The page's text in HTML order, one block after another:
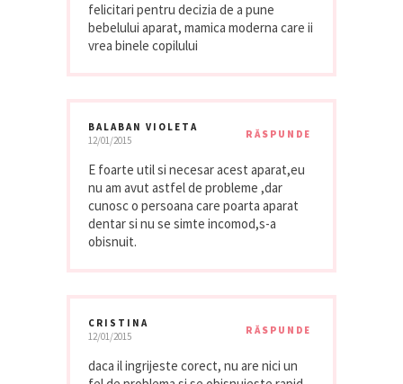
felicitari pentru decizia de a pune
bebelului aparat, mamica moderna care ii
vrea binele copilului
BALABAN VIOLETA
12/01/2015
RĂSPUNDE
E foarte util si necesar acest aparat,eu
nu am avut astfel de probleme ,dar
cunosc o persoana care poarta aparat
dentar si nu se simte incomod,s-a
obisnuit.
CRISTINA
12/01/2015
RĂSPUNDE
daca il ingrijeste corect, nu are nici un